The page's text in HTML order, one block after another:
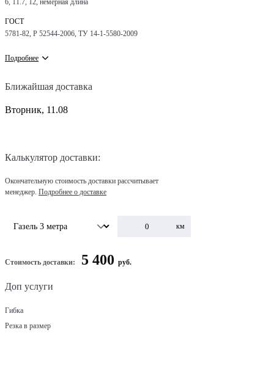
6, 11.7, 12, немерная длина
ГОСТ
5781-82, Р 52544-2006, ТУ 14-1-5580-2009
Подробнее
Ближайшая доставка
Вторник, 11.08
Калькулятор доставки:
Окончательную стоимость доставки рассчитывает
менеджер. Подробнее о доставке
км
Стоимость доставки: 5 400 руб.
Доп услуги
Гибка
Резка в размер